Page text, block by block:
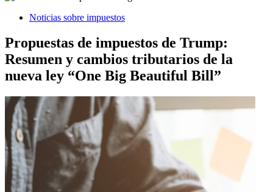
Noticias sobre impuestos
Propuestas de impuestos de Trump:
Resumen y cambios tributarios de la
nueva ley “One Big Beautiful Bill”